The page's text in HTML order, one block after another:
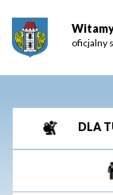
oficjalny
DLA